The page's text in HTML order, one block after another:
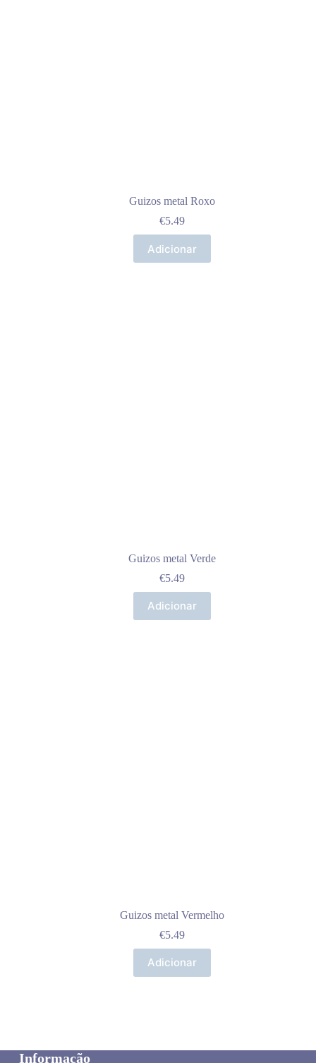
Guizos metal Roxo
€5.49
Adicionar
Guizos metal Verde
€5.49
Adicionar
Guizos metal Vermelho
€5.49
Adicionar
Informação